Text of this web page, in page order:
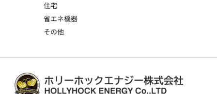
住宅
省エネ機器
その他